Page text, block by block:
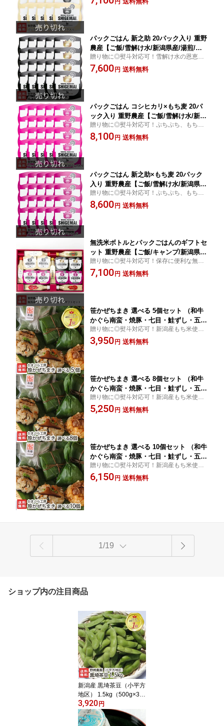
チンすれば、ホカホカごはんを食べられま
円
パックごはん 新之助 20パック入り 重野
農産【ご飯/雪解け水/新潟県産/湯煎/ア
ウトドア】【お土産/手土産/ギフトに！
贈り物】【送料無料】 お中元
贈り物に◎熨斗対応可！雪解け水の恩恵を
受けて育った新之助のパックごはん！チン
すれば、ホカホカごはんを食べられます
7,600 円 送料無料
パックごはん コシヒカリ×もち麦 20パ
ック入り 重野農産【ご飯/雪解け水/新潟
県産/湯煎/アウトドア】【お土産/手土
産/ギフトに！贈り物】【送料無料】 お
贈り物に◎熨斗対応可！ぷちぷち、もちも
ち食感が美味しい「もち麦入り」のパック
ごはん！チンすれば、ホカホカごはんを食
8,100 円 送料無料
パックごはん 新之助×もち麦 20パック
入り 重野農産【ご飯/雪解け水/新潟県
産/湯煎/アウトドア】【お土産/手土産/
ギフトに！贈り物】【送料無料】 お中
贈り物に◎熨斗対応可！ぷちぷち、もちも
ち食感が美味しい「もち麦入り」のパック
ごはん！チンすれば、ホカホカごはんを食
8,600 円 送料無料
無洗米ボトルとパックごはんのギフトセ
ット 重野農産【ご飯/キャンプ/新潟県
産/湯煎/アウトドア】【お土産/手土産/
ギフトに！贈り物】【送料無料】 お中
贈り物に◎熨斗対応可！保存に便利な無洗
米ボトルと、まるで炊き立てのような美味
しさのパックごはんを詰め合わせました。
7,100 円 送料無料
笹かぜちまき 選べる 5個セット （和牛
かぐら南蛮・焼豚・七目・鮭ずし・五
穀） かまくら工房 笹ちまき 中華ちまき
おこわ 新潟県産もち米 笹 お土産 端午
贈り物に◎熨斗対応可！新潟産もち米使
用！国産食材のみで作られる笹かぜちま
き！8種類の豊富なラインナップ♪もち米と
3,950 円 送料無料
笹かぜちまき 選べる 8個セット （和牛
かぐら南蛮・焼豚・七目・鮭ずし・五
穀・ぼう鱈・山菜・いかめし） かまく
ら工房 笹ちまき 中華ちまき おこわ 新
中元
贈り物に◎熨斗対応可！新潟産もち米使
用！国産食材のみで作られる笹かぜちま
き！8種類の豊富なラインナップ♪もち米と
5,250 円 送料無料
笹かぜちまき 選べる 10個セット （和牛
かぐら南蛮・焼豚・七目・鮭ずし・五
穀・ぼう鱈・山菜・いかめし） かまく
ら工房 笹ちまき 中華ちまき おこわ 新
贈り物に◎熨斗対応可！新潟産もち米使
用！国産食材のみで作られる笹かぜちま
き！8種類の豊富なラインナップ♪もち米と
6,150 円 送料無料
1/19
ショップ内の注目商品
新潟産 黒埼茶豆（小平方
地区） 1.5kg（500g×3
袋）野崎農園 黒崎茶豆
くろさき茶豆 新鮮 枝豆
新潟県 生産者直送 お取
3,920 円